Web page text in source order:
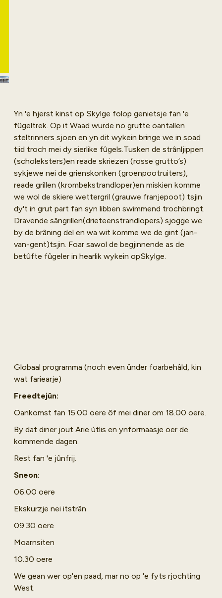
Yn 'e hjerst kinst op Skylge folop genietsje fan 'e
fûgeltrek. Op it Waad wurde no grutte oantallen
steltrinners sjoen en yn dit wykein bringe we in soad
tiid troch mei dy sierlike fûgels.Tusken de strânljippen
(scholeksters)en reade skriezen (rosse grutto’s)
sykjewe nei de grienskonken (groenpootruiters),
reade grillen (krombekstrandloper)en miskien komme
we wol de skiere wettergril (grauwe franjepoot) tsjin
dy't in grut part fan syn libben swimmend trochbringt.
Dravende sângrillen(drieteenstrandlopers) sjogge we
by de brâning del en wa wit komme we de gint (jan-
van-gent)tsjin. Foar sawol de begjinnende as de
betûfte fûgeler in hearlik wykein opSkylge.
Globaal programma (noch even ûnder foarbehâld, kin
wat fariearje)
Freedtejûn:
Oankomst fan 15.00 oere ôf mei diner om 18.00 oere.
By dat diner jout Arie útlis en ynformaasje oer de
kommende dagen.
Rest fan 'e jûnfrij.
Sneon:
06.00 oere
Ekskurzje nei itstrân
09.30 oere
Moarnsiten
10.30 oere
We gean wer op'en paad, mar no op 'e fyts rjochting
West.